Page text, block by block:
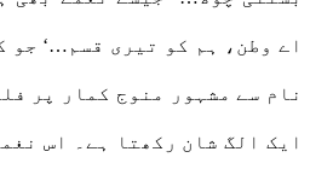
اے وطن، ہم کو تیری قسم…‘ جو
نام سے مشہور منوج کمار پر
ایک الگ شان رکھتا ہے۔ اس